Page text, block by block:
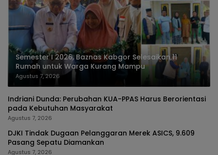
Semester I 2026, Baznas Kabgor Selesaikan 11
Rumah untuk Warga Kurang Mampu
Agustus 7, 2026
Indriani Dunda: Perubahan KUA-PPAS Harus Berorientasi
pada Kebutuhan Masyarakat
Agustus 7, 2026
DJKI Tindak Dugaan Pelanggaran Merek ASICS, 9.609
Pasang Sepatu Diamankan
Agustus 7, 2026